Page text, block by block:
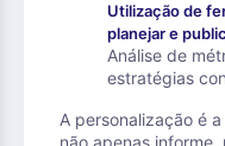
Utilização de
planejar e
Análise de
estratégias
A personalização é
não apenas